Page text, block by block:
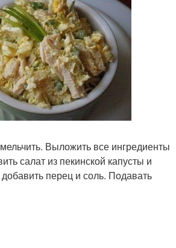
Выложить все ингредиенты
салат из пекинской капусты и
перец и соль. Подавать